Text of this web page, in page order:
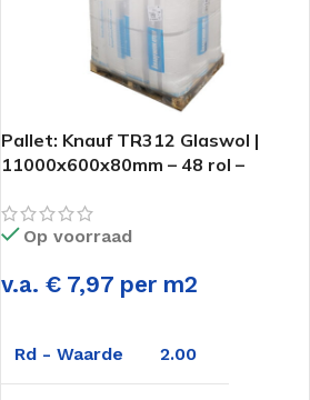
Pallet: Knauf TR312 Glaswol |
11000x600x80mm – 48 rol –
Op voorraad
v.a. € 7,97 per m2
Rd - Waarde 2.00